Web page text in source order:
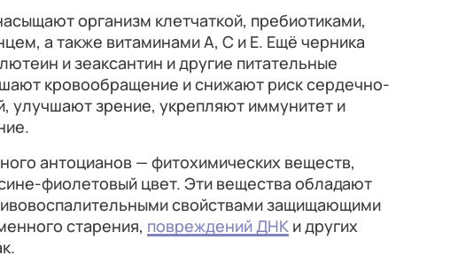
организм клетчаткой, пребиотиками,
а также витаминами А, С и Е. Ещё черника
и зеаксантин и другие питательные
кровообращение и снижают риск сердечно-
улучшают зрение, укрепляют иммунитет и
антоцианов — фитохимических веществ,
фиолетовый цвет. Эти вещества обладают
свойствами защищающими
старения, повреждений ДНК и других